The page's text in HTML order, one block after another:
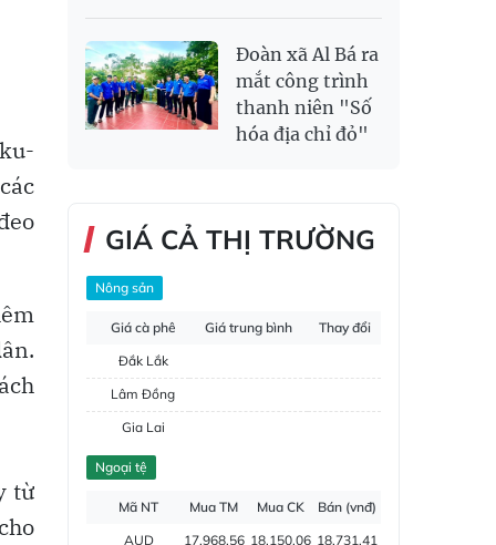
từ
Đoàn xã Al Bá ra
mắt công trình
thanh niên "Số
hóa địa chỉ đỏ"
GIÁ CẢ THỊ TRƯỜNG
Nông sản
Giá cà phê Giá trung bình
Thay đổi
Đắk Lắk
Lâm Đồng
Gia Lai
Đắk Nông
Ngoại tệ
Mã NT Mua TM Mua CK
Bán (vnđ)
AUD
17,968.56 18,150.06 18,731.41